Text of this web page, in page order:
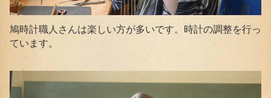
鳩時計職人さんは楽しい方が多いです。時計の調整を行っ
ています。